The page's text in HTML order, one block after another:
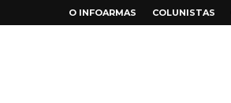
O INFOARMAS COLUNISTAS